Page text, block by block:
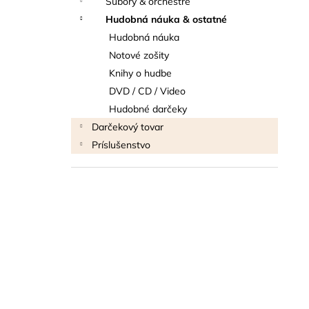
Hudobná náuka & ostatné
Hudobná náuka
Notové zošity
Knihy o hudbe
DVD / CD / Video
Hudobné darčeky
Darčekový tovar
Príslušenstvo
BLUE JUICE VALVE OIL - OLEJ NA
PIESTY